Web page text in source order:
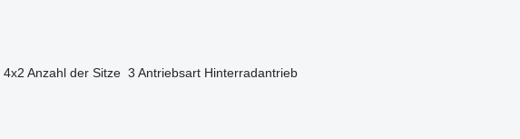
4x2 Anzahl der Sitze 3 Antriebsart Hinterradantrieb